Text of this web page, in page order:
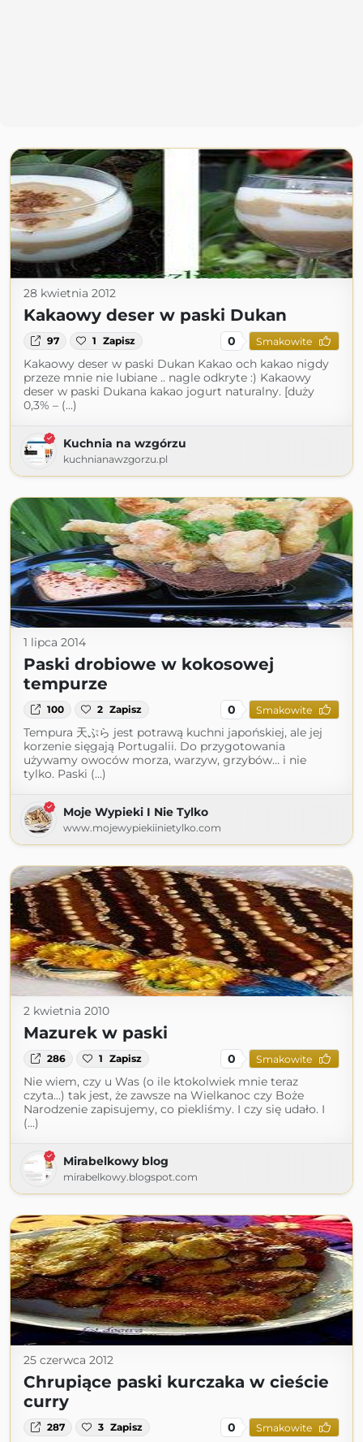
28 kwietnia 2012
Kakaowy deser w paski Dukan
97 1 Zapisz 0 Smakowite
Kakaowy deser w paski Dukan Kakao och kakao nigdy
przeze mnie nie lubiane .. nagle odkryte :) Kakaowy
deser w paski Dukana kakao jogurt naturalny. [duży
0,3% – (...)
Kuchnia na wzgórzu
kuchnianawzgorzu.pl
1 lipca 2014
Paski drobiowe w kokosowej
tempurze
100 2 Zapisz 0 Smakowite
Tempura 天ぷら jest potrawą kuchni japońskiej, ale jej
korzenie sięgają Portugalii. Do przygotowania
używamy owoców morza, warzyw, grzybów… i nie
tylko. Paski (...)
Moje Wypieki I Nie Tylko
www.mojewypiekiinietylko.com
2 kwietnia 2010
Mazurek w paski
286 1 Zapisz 0 Smakowite
Nie wiem, czy u Was (o ile ktokolwiek mnie teraz
czyta...) tak jest, że zawsze na Wielkanoc czy Boże
Narodzenie zapisujemy, co piekliśmy. I czy się udało. I
(...)
Mirabelkowy blog
mirabelkowy.blogspot.com
25 czerwca 2012
Chrupiące paski kurczaka w cieście
curry
287 3 Zapisz 0 Smakowite